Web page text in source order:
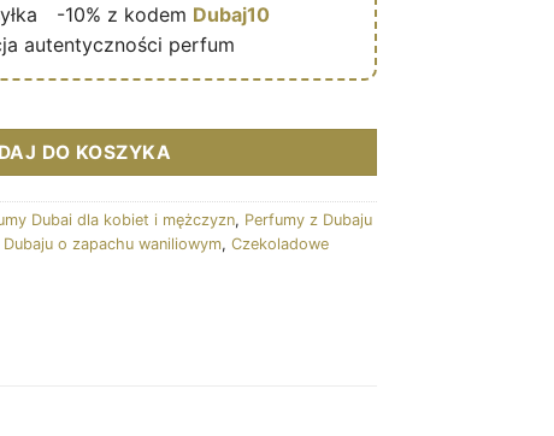
-10% z kodem Dubaj10
autentyczności perfum
100ml - French Avenue
DO KOSZYKA
Dubai dla kobiet i mężczyzn, Perfumy z Dubaju
o zapachu waniliowym, Czekoladowe